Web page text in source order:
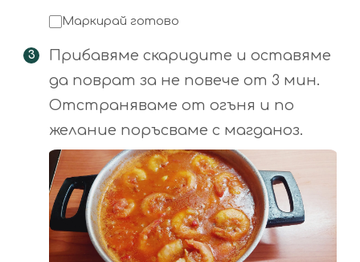
Маркирай готово
Прибавяме скаридите и оставяме
да поврат за не повече от 3 мин.
Отстраняваме от огъня и по
желание поръсваме с магданоз.